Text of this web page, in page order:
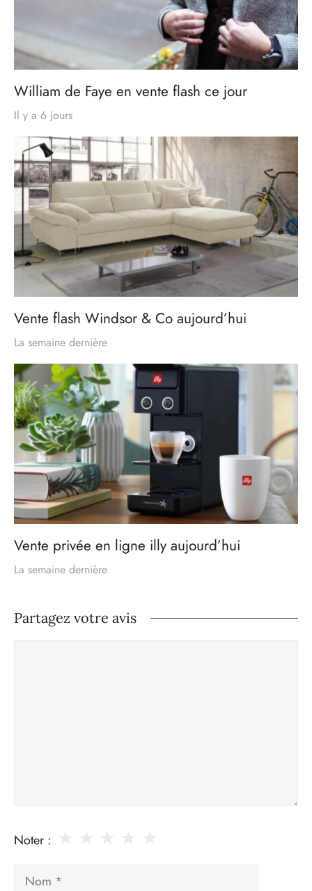
William de Faye en vente flash ce jour
Il y a 6 jours
Vente flash Windsor & Co aujourd’hui
La semaine dernière
Vente privée en ligne illy aujourd’hui
La semaine dernière
Partagez votre avis
Noter :
Nom